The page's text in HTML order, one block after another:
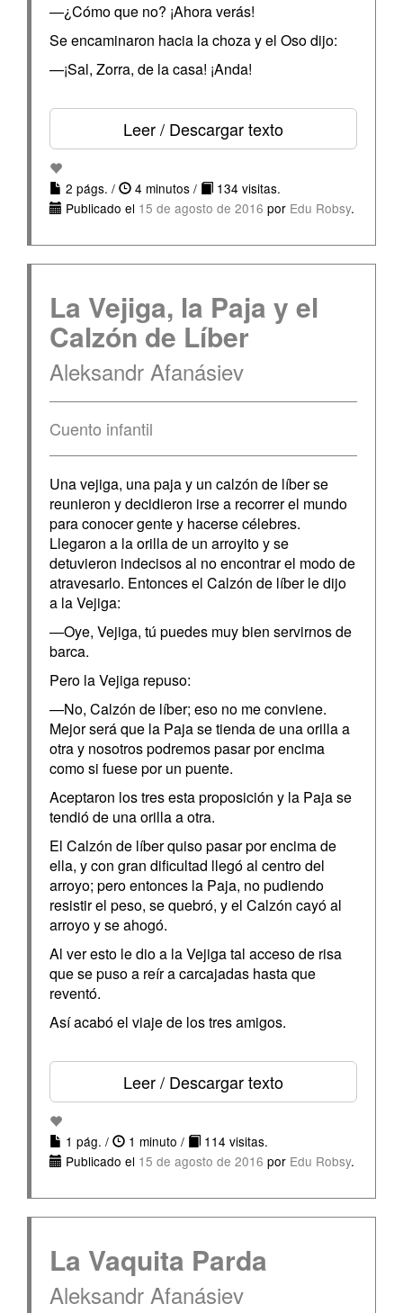
—¿Cómo que no? ¡Ahora verás!
Se encaminaron hacia la choza y el Oso dijo:
—¡Sal, Zorra, de la casa! ¡Anda!
Leer / Descargar texto
2 págs. / 4 minutos /
134 visitas.
Publicado el 15 de agosto de 2016 por Edu Robsy.
La Vejiga, la Paja y el
Calzón de Líber
Aleksandr Afanásiev
Cuento infantil
Una vejiga, una paja y un calzón de líber se
reunieron y decidieron irse a recorrer el mundo
para conocer gente y hacerse célebres.
Llegaron a la orilla de un arroyito y se
detuvieron indecisos al no encontrar el modo de
atravesarlo. Entonces el Calzón de líber le dijo
a la Vejiga:
—Oye, Vejiga, tú puedes muy bien servirnos de
barca.
Pero la Vejiga repuso:
—No, Calzón de líber; eso no me conviene.
Mejor será que la Paja se tienda de una orilla a
otra y nosotros podremos pasar por encima
como si fuese por un puente.
Aceptaron los tres esta proposición y la Paja se
tendió de una orilla a otra.
El Calzón de líber quiso pasar por encima de
ella, y con gran dificultad llegó al centro del
arroyo; pero entonces la Paja, no pudiendo
resistir el peso, se quebró, y el Calzón cayó al
arroyo y se ahogó.
Al ver esto le dio a la Vejiga tal acceso de risa
que se puso a reír a carcajadas hasta que
reventó.
Así acabó el viaje de los tres amigos.
Leer / Descargar texto
1 pág. / 1 minuto /
114 visitas.
Publicado el 15 de agosto de 2016 por Edu Robsy.
La Vaquita Parda
Aleksandr Afanásiev